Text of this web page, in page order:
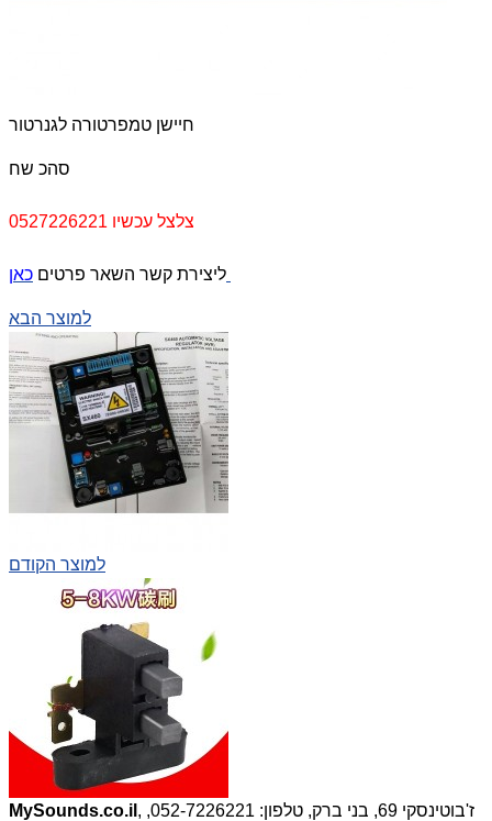
סהכ שח
צלצל עכשיו 0527226221
ליצירת קשר השאר פרטים
למוצר הבא
למוצר הקודם
MySounds.co.il , ז'בוטינסקי 69, בני ברק, טלפון: 052-7226221,